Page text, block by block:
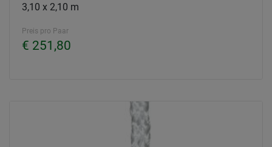
3,10 x 2,10 m
Preis pro Paar
€ 251,80